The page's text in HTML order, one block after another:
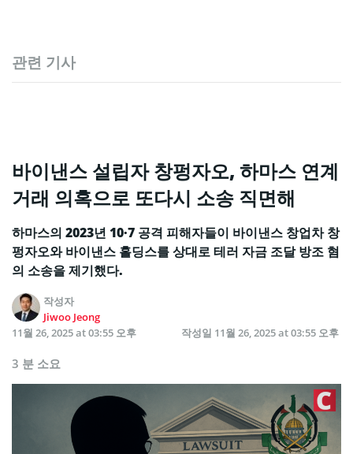
관련 기사
바이낸스 설립자 창펑자오, 하마스 연계
거래 의혹으로 또다시 소송 직면해
하마스의 2023년 10·7 공격 피해자들이 바이낸스 창업차 창
펑자오와 바이낸스 홀딩스를 상대로 테러 자금 조달 방조 혐
의 소송을 제기했다.
작성자
Jiwoo Jeong
11월 26, 2025 at 03:55 오후
작성일 11월 26, 2025 at 03:55 오후
3 분 소요